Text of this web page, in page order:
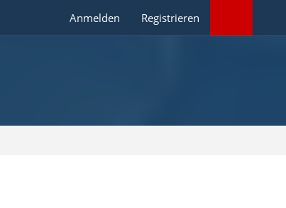
Anmelden Registrieren